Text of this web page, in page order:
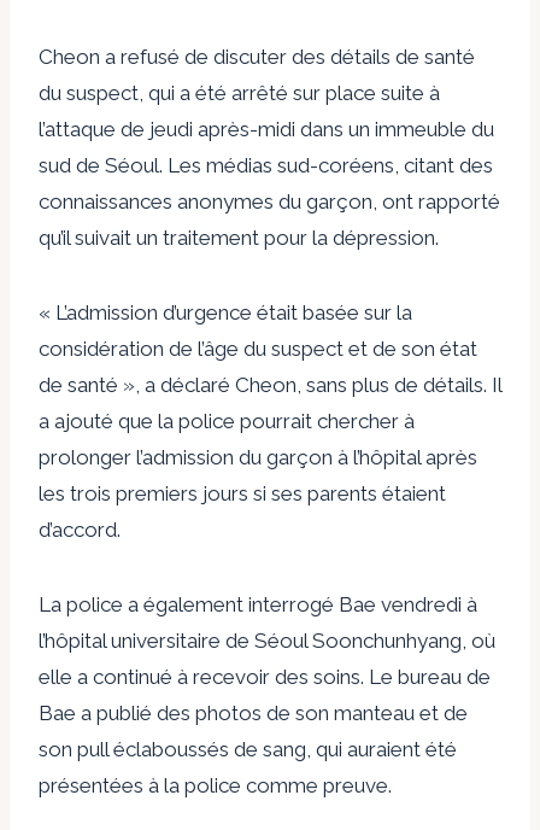
Cheon a refusé de discuter des détails de santé
du suspect, qui a été arrêté sur place suite à
l’attaque de jeudi après-midi dans un immeuble du
sud de Séoul. Les médias sud-coréens, citant des
connaissances anonymes du garçon, ont rapporté
qu’il suivait un traitement pour la dépression.
« L’admission d’urgence était basée sur la
considération de l’âge du suspect et de son état
de santé », a déclaré Cheon, sans plus de détails. Il
a ajouté que la police pourrait chercher à
prolonger l’admission du garçon à l’hôpital après
les trois premiers jours si ses parents étaient
d’accord.
La police a également interrogé Bae vendredi à
l’hôpital universitaire de Séoul Soonchunhyang, où
elle a continué à recevoir des soins. Le bureau de
Bae a publié des photos de son manteau et de
son pull éclaboussés de sang, qui auraient été
présentées à la police comme preuve.